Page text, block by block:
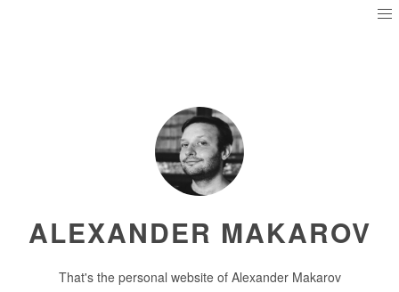
ALEXANDER MAKAROV
That's the personal website of Alexander Makarov